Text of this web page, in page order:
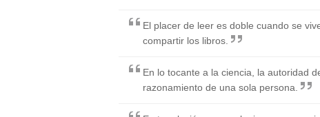
El placer de leer es doble cuando se
compartir los libros.
En lo tocante a la ciencia, la autoridad
razonamiento de una sola persona.